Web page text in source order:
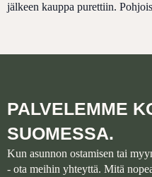
jälkeen kauppa purettiin.
PALVELEMME
SUOMESSA.
Kun asunnon ostamisen tai
- ota meihin yhteyttä. Mitä